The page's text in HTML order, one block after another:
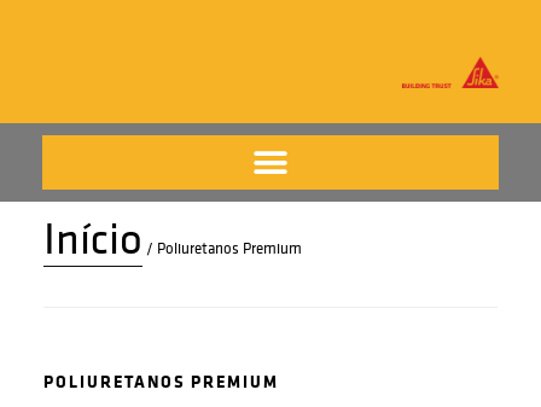
Início / Poliuretanos Premium
POLIURETANOS PREMIUM